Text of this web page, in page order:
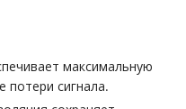
максимальную
сигнала.